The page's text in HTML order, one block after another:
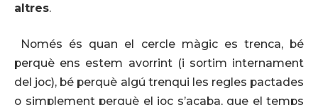
altres.
Només és quan el cercle màgic es trenca, bé
perquè ens estem avorrint (i sortim internament
del joc), bé perquè algú trenqui les regles pactades
o simplement perquè el joc s’acaba, que el temps